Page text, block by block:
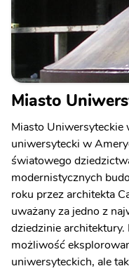
Miasto
Miasto Uniwersyteckie
uniwersytecki w
światowego
modernistycznych
roku przez architekta
uważany za jedno z
dziedzinie
możliwość
uniwersyteckich, ale